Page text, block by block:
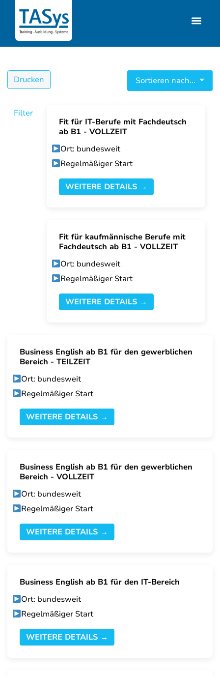
Drucken Sortieren nach...
Filter
Fit für IT-Berufe mit Fachdeutsch
ab B1 - VOLLZEIT
Ort: bundesweit
Regelmäßiger Start
WEITERE DETAILS →
Fit für kaufmännische Berufe mit
Fachdeutsch ab B1 - VOLLZEIT
Ort: bundesweit
Regelmäßiger Start
WEITERE DETAILS →
Business English ab B1 für den gewerblichen
Bereich - TEILZEIT
Ort: bundesweit
Regelmäßiger Start
WEITERE DETAILS →
Business English ab B1 für den gewerblichen
Bereich - VOLLZEIT
Ort: bundesweit
Regelmäßiger Start
WEITERE DETAILS →
Business English ab B1 für den IT-Bereich
Ort: bundesweit
Regelmäßiger Start
WEITERE DETAILS →